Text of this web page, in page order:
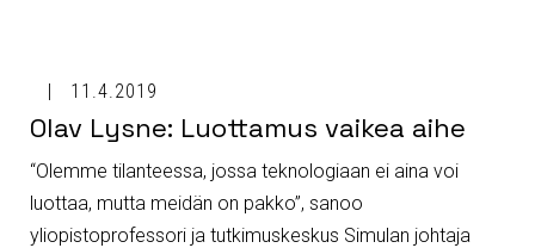
11.4.2019
Olav Lysne: Luottamus vaikea aihe
“Olemme tilanteessa, jossa teknologiaan ei aina voi
luottaa, mutta meidän on pakko”, sanoo
yliopistoprofessori ja tutkimuskeskus Simulan johtaja